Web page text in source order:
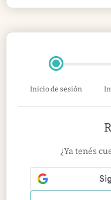
Inicio de sesión
¿Ya tenés